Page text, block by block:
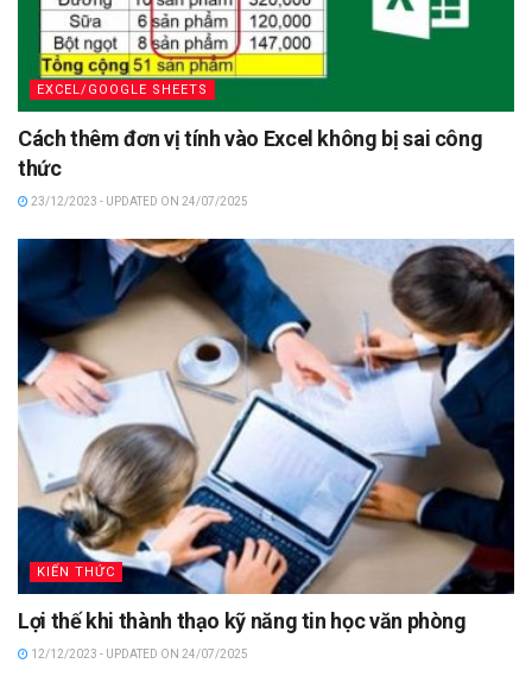
EXCEL/GOOGLE SHEETS
Cách thêm đơn vị tính vào Excel không bị sai công
thức
23/12/2023 - UPDATED ON 24/07/2025
KIẾN THỨC
Lợi thế khi thành thạo kỹ năng tin học văn phòng
12/12/2023 - UPDATED ON 24/07/2025